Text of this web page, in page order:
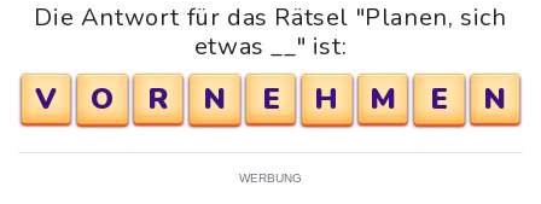
Die Antwort für das Rätsel "Planen, sich
etwas __" ist:
V O R N E H M E N
WERBUNG